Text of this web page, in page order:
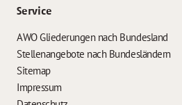
Service
AWO Gliederungen nach Bundesland
Stellenangebote nach Bundesländern
Sitemap
Impressum